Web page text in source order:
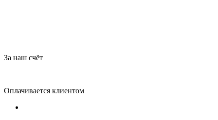
За наш счёт
Оплачивается клиентом